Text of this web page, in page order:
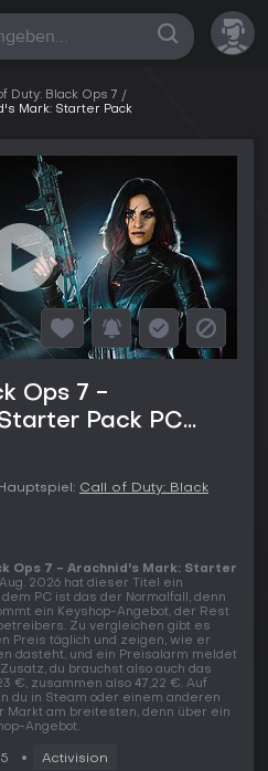
Duty: Black Ops 7
Mark: Starter Pack
Ops 7 -
Pack PC
Call of Duty: Black
Ops 7 - Arachnid's Mark: Starter
2026 hat dieser Titel ein
dem PC ist das der Normalfall, denn
ein Keyshop-Angebot, der Rest
Zu vergleichen gibt es
Preis täglich und zeigen, wie er
dasteht, und ein Preisalarm meldet
du brauchst also auch das
€, zusammen also 47,22 €. Auf
du in Steam oder einem anderen
Markt am breitesten, denn über ein
Angebot.
Activision